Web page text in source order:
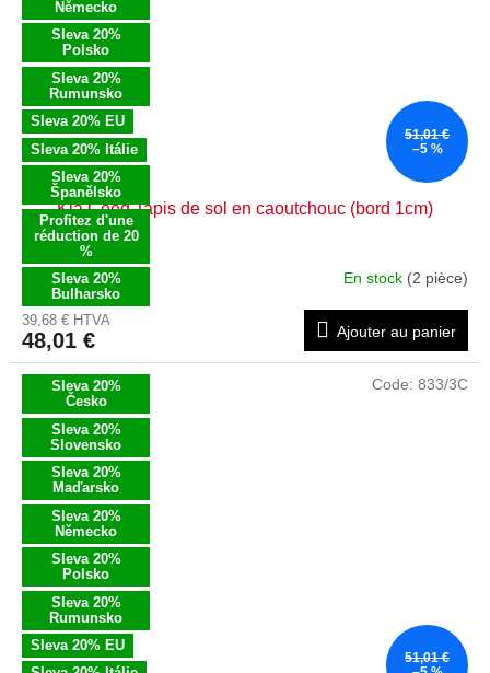
Německo
Sleva 20%
Polsko
Sleva 20%
Rumunsko
Sleva 20% EU
Sleva 20% Itálie
Sleva 20%
Španělsko
Profitez d'une
réduction de 20
%
Sleva 20%
Bulharsko
51,01 €
–5 %
Kia Ceed Tapis de sol en caoutchouc (bord 1cm)
En stock (2 pièce)
39,68 € HTVA
48,01 € Ajouter au panier
Sleva 20%
Česko
Sleva 20%
Slovensko
Sleva 20%
Maďarsko
Sleva 20%
Německo
Sleva 20%
Polsko
Sleva 20%
Rumunsko
Sleva 20% EU
51,01 €
Code: 833/3C